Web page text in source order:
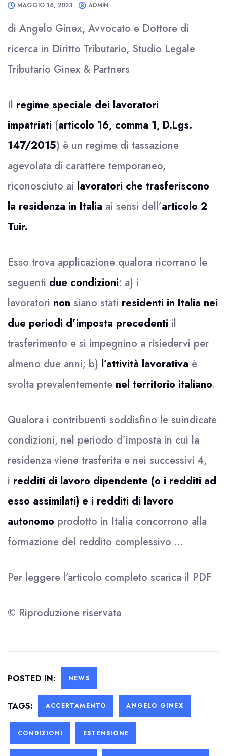
MAGGIO 16, 2023 ADMIN
di Angelo Ginex, Avvocato e Dottore di
ricerca in Diritto Tributario, Studio Legale
Tributario Ginex & Partners
Il regime speciale dei lavoratori
impatriati (articolo 16, comma 1, D.Lgs.
147/2015) è un regime di tassazione
agevolata di carattere temporaneo,
riconosciuto ai lavoratori che trasferiscono
la residenza in Italia ai sensi dell’articolo 2
Tuir.
Esso trova applicazione qualora ricorrano le
seguenti due condizioni: a) i
lavoratori non siano stati residenti in Italia nei
due periodi d’imposta precedenti il
trasferimento e si impegnino a risiedervi per
almeno due anni; b) l’attività lavorativa è
svolta prevalentemente nel territorio italiano.
Qualora i contribuenti soddisfino le suindicate
condizioni, nel periodo d’imposta in cui la
residenza viene trasferita e nei successivi 4,
i redditi di lavoro dipendente (o i redditi ad
esso assimilati) e i redditi di lavoro
autonomo prodotto in Italia concorrono alla
formazione del reddito complessivo …
Per leggere l’articolo completo scarica il PDF
© Riproduzione riservata
POSTED IN: NEWS
TAGS: ACCERTAMENTO ANGELO GINEX
CONDIZIONI ESTENSIONE